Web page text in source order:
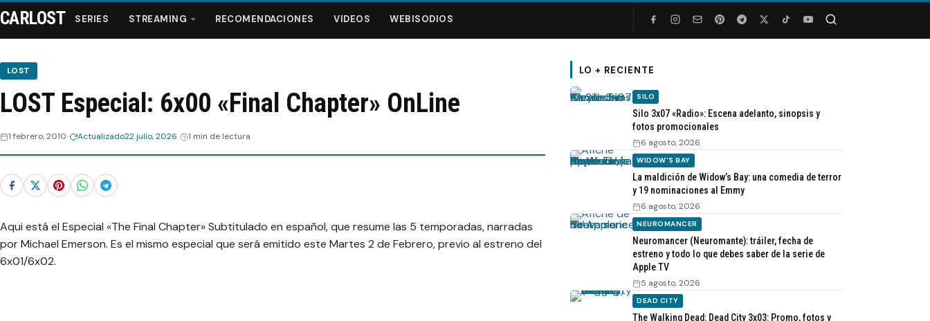
Series
Streaming
Recomendaciones
Videos
Webisodios
CARLOST SERIES STREAMING RECOMENDACIONES VIDEOS WEBISODIOS
LOST
LOST Especial: 6x00 «Final Chapter» OnLine
1 febrero, 2010 Actualizado22 julio, 2026 1 min de lectura
Aqui está el Especial «The Final Chapter» Subtitulado en español, que resume las 5 temporadas, narradas
por Michael Emerson. Es el mismo especial que será emitido este Martes 2 de Febrero, previo al estreno del
6x01/6x02.
LO + RECIENTE
SILO
Silo 3x07 «Radio»: Escena adelanto, sinopsis y
fotos promocionales
6 agosto, 2026
WIDOW'S BAY
La maldición de Widow’s Bay: una comedia de terror
y 19 nominaciones al Emmy
6 agosto, 2026
NEUROMANCER
Neuromancer (Neuromante): tráiler, fecha de
estreno y todo lo que debes saber de la serie de
Apple TV
5 agosto, 2026
DEAD CITY
The Walking Dead: Dead City 3x03: Promo, fotos y